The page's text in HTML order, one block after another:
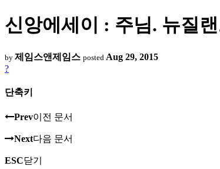
신앙에세이 : 주님. 뉴질
by 제임스앤제임스 posted Aug 29, 2015
?
단축키
Prev이전 문서
Next다음 문서
ESC닫기